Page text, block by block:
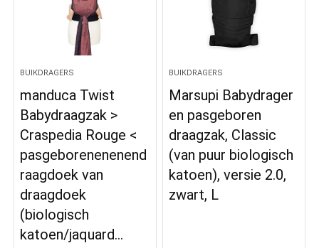
BUIKDRAGERS
manduca Twist
Babydraagzak >
Craspedia Rouge <
pasgeborenenenend
raagdoek van
draagdoek
(biologisch
katoen/jaquard…
BUIKDRAGERS
Marsupi Babydrager
en pasgeboren
draagzak, Classic
(van puur biologisch
katoen), versie 2.0,
zwart, L